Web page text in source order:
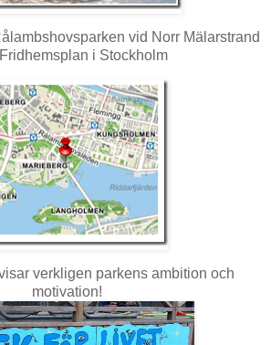
vid Norr Mälarstrand
i Stockholm
verkligen parkens ambition och
motivation!